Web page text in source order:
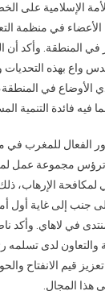
الإسلامية على
في منظمة
في المنطقة. وأكد أن
واع بهذه التحديات
الأوضاع في
فيه فائدة التنمية
الفعال للمغرب
ترؤس مجموعة عمل
لمكافحة الإرهاب،
جنب إلى غاية أول
في لاهاي. وأكد
والتعاون لدى تسلمه
قيم الانفتاح
هذا المجال.